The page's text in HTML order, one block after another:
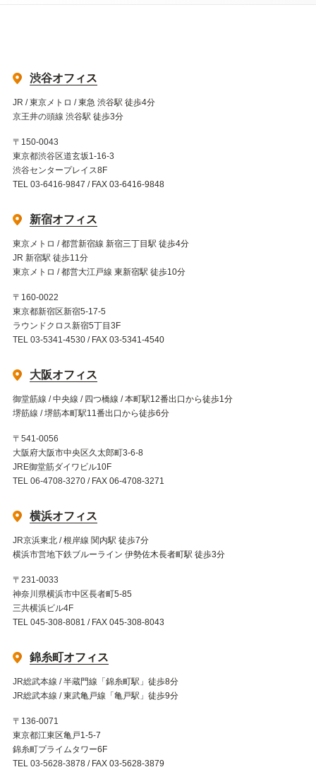
渋谷オフィス
JR / 東京メトロ / 東急 渋谷駅 徒歩4分
京王井の頭線 渋谷駅 徒歩3分
〒150-0043
東京都渋谷区道玄坂1-16-3
渋谷センタープレイス8F
TEL 03-6416-9847 / FAX 03-6416-9848
新宿オフィス
東京メトロ / 都営新宿線 新宿三丁目駅 徒歩4分
JR 新宿駅 徒歩11分
東京メトロ / 都営大江戸線 東新宿駅 徒歩10分
〒160-0022
東京都新宿区新宿5-17-5
ラウンドクロス新宿5丁目3F
TEL 03-5341-4530 / FAX 03-5341-4540
大阪オフィス
御堂筋線 / 中央線 / 四つ橋線 / 本町駅12番出口から徒歩1分
堺筋線 / 堺筋本町駅11番出口から徒歩6分
〒541-0056
大阪府大阪市中央区久太郎町3-6-8
JRE御堂筋ダイワビル10F
TEL 06-4708-3270 / FAX 06-4708-3271
横浜オフィス
JR京浜東北 / 根岸線 関内駅 徒歩7分
横浜市営地下鉄ブルーライン 伊勢佐木長者町駅 徒歩3分
〒231-0033
神奈川県横浜市中区長者町5-85
三共横浜ビル4F
TEL 045-308-8081 / FAX 045-308-8043
錦糸町オフィス
JR総武本線 / 半蔵門線「錦糸町駅」徒歩8分
JR総武本線 / 東武亀戸線「亀戸駅」徒歩9分
〒136-0071
東京都江東区亀戸1-5-7
錦糸町プライムタワー6F
TEL 03-5628-3878 / FAX 03-5628-3879